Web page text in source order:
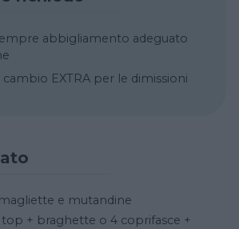
abbigliamento adeguato
EXTRA per le dimissioni
e mutandine
+ braghette o 4 coprifasce +